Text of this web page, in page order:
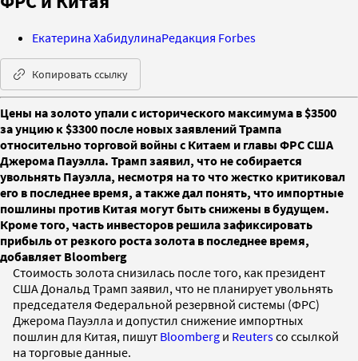
Екатерина ХабидулинаРедакция Forbes
Копировать ссылку
Цены на золото упали с исторического максимума в $3500
за унцию к $3300 после новых заявлений Трампа
относительно торговой войны с Китаем и главы ФРС США
Джерома Пауэлла. Трамп заявил, что не собирается
увольнять Пауэлла, несмотря на то что жестко критиковал
его в последнее время, а также дал понять, что импортные
пошлины против Китая могут быть снижены в будущем.
Кроме того, часть инвесторов решила зафиксировать
прибыль от резкого роста золота в последнее время,
добавляет Bloomberg
Стоимость золота снизилась после того, как президент
США Дональд Трамп заявил, что не планирует увольнять
председателя Федеральной резервной системы (ФРС)
Джерома Пауэлла и допустил снижение импортных
пошлин для Китая, пишут Bloomberg и Reutersсо ссылкой
на торговые данные.